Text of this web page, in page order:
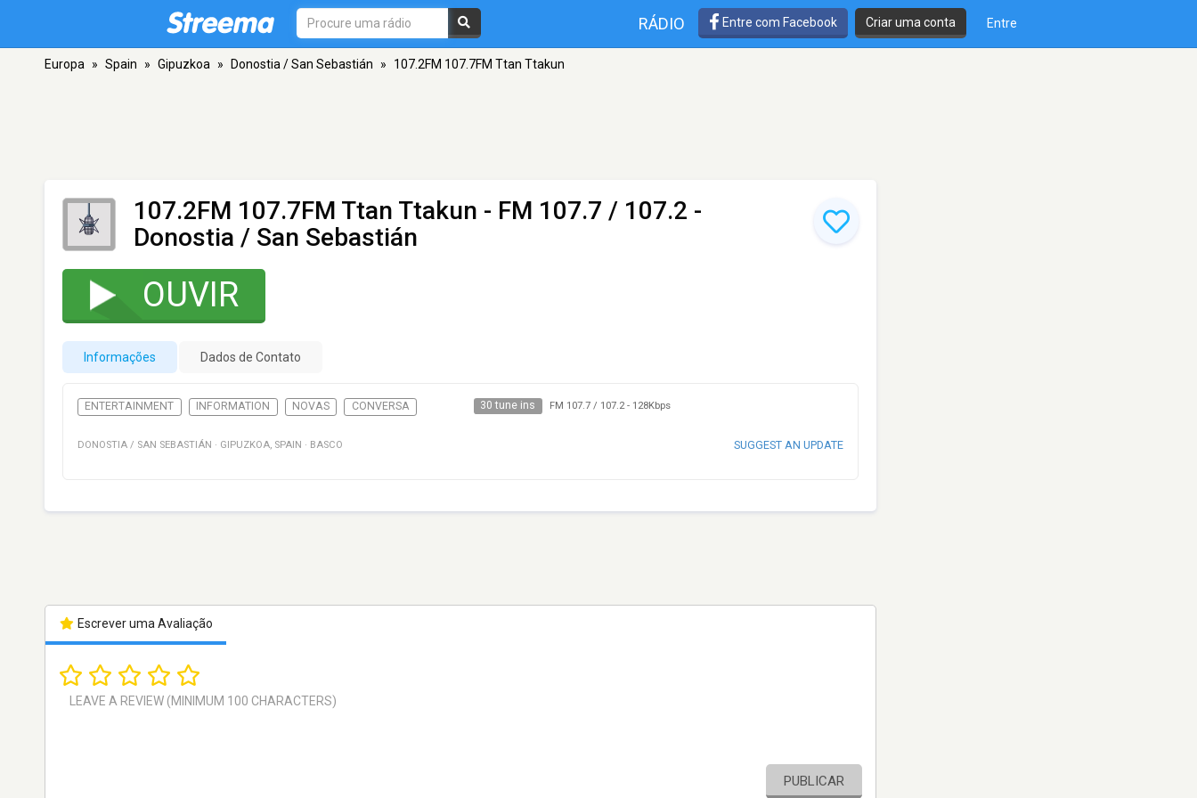
RÁDIO Entre com Facebook Criar uma conta Entre
Europa » Spain » Gipuzkoa » Donostia / San Sebastián » 107.2FM 107.7FM Ttan Ttakun
107.2FM 107.7FM Ttan Ttakun - FM 107.7 / 107.2 -
Donostia / San Sebastián
OUVIR
Informações Dados de Contato
ENTERTAINMENT INFORMATION NOVAS CONVERSA 30 tune ins FM 107.7 / 107.2- 128Kbps
DONOSTIA / SAN SEBASTIÁN · GIPUZKOA, SPAIN · BASCO SUGGEST AN UPDATE
Escrever uma Avaliação
PUBLICAR